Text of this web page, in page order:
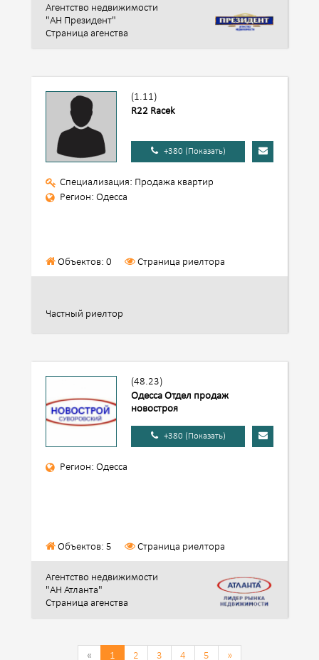
Агентство недвижимости
"АН Президент"
Страница агенства
(1.11)
R22 Racek
+380 (Показать)
Специализация: Продажа квартир
Регион: Одесса
Объектов: 0 Страница риелтора
Частный риелтор
(48.23)
Одесса Отдел продаж
новостроя
+380 (Показать)
Регион: Одесса
Объектов: 5 Страница риелтора
Агентство недвижимости
"АН Атланта"
Страница агенства
« 1 2 3 4 5 »